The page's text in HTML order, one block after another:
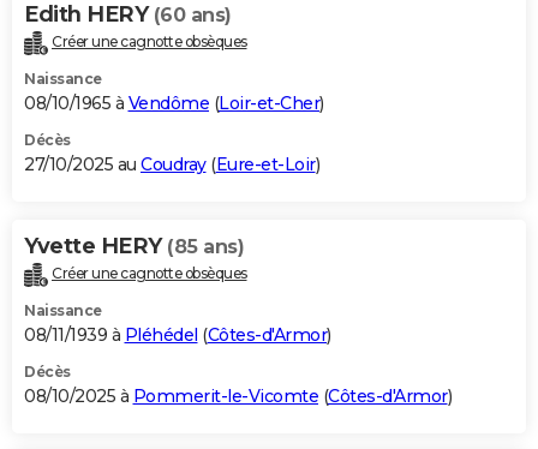
Edith HERY (60 ans)
Créer une cagnotte obsèques
Naissance
08/10/1965 à Vendôme (Loir-et-Cher)
Décès
27/10/2025 au Coudray(Eure-et-Loir)
Yvette HERY (85 ans)
Créer une cagnotte obsèques
Naissance
08/11/1939 à Pléhédel (Côtes-d'Armor)
Décès
08/10/2025 à Pommerit-le-Vicomte (Côtes-d'Armor)